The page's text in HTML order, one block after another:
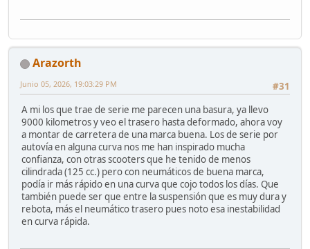
Arazorth
#31
Junio 05, 2026, 19:03:29 PM
A mi los que trae de serie me parecen una basura, ya llevo
9000 kilometros y veo el trasero hasta deformado, ahora voy
a montar de carretera de una marca buena. Los de serie por
autovía en alguna curva nos me han inspirado mucha
confianza, con otras scooters que he tenido de menos
cilindrada (125 cc.) pero con neumáticos de buena marca,
podía ir más rápido en una curva que cojo todos los días. Que
también puede ser que entre la suspensión que es muy dura y
rebota, más el neumático trasero pues noto esa inestabilidad
en curva rápida.